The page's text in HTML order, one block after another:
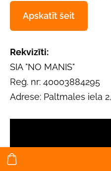
Apskatīt šeit
Rekvizīti:
SIA "NO MANIS"
Reģ. nr: 40003884295
Adrese: Paltmales iela